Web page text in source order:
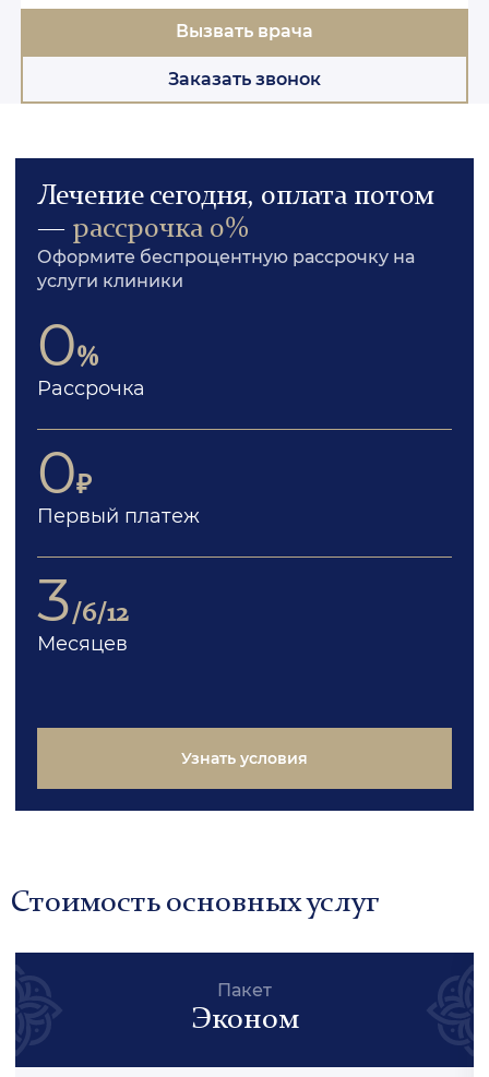
Вызвать врача
Заказать звонок
Лечение сегодня, оплата потом
— рассрочка 0%
Оформите беспроцентную рассрочку на
услуги клиники
0%
Рассрочка
0₽
Первый платеж
3/6/12
Месяцев
Узнать условия
Стоимость основных услуг
Пакет
Эконом